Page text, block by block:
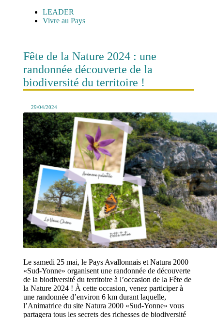
LEADER
Vivre au Pays
Fête de la Nature 2024 : une
randonnée découverte de la
biodiversité du territoire !
29/04/2024
Le samedi 25 mai, le Pays Avallonnais et Natura 2000
«Sud-Yonne» organisent une randonnée de découverte
de la biodiversité du territoire à l’occasion de la Fête de
la Nature 2024 ! À cette occasion, venez participer à
une randonnée d’environ 6 km durant laquelle,
l’Animatrice du site Natura 2000 «Sud-Yonne» vous
partagera tous les secrets des richesses de biodiversité